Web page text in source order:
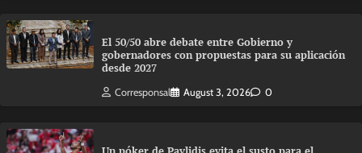
El 50/50 abre debate entre Gobierno y
gobernadores con propuestas para su aplicación
desde 2027
Corresponsal August 3, 2026 0